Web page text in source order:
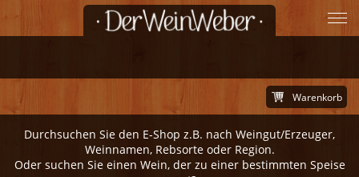
Durchsuchen Sie den E-Shop z.B. nach Weingut/Erzeuger,
Weinnamen, Rebsorte oder Region.
Oder suchen Sie einen Wein, der zu einer bestimmten Speise
Warenkorb